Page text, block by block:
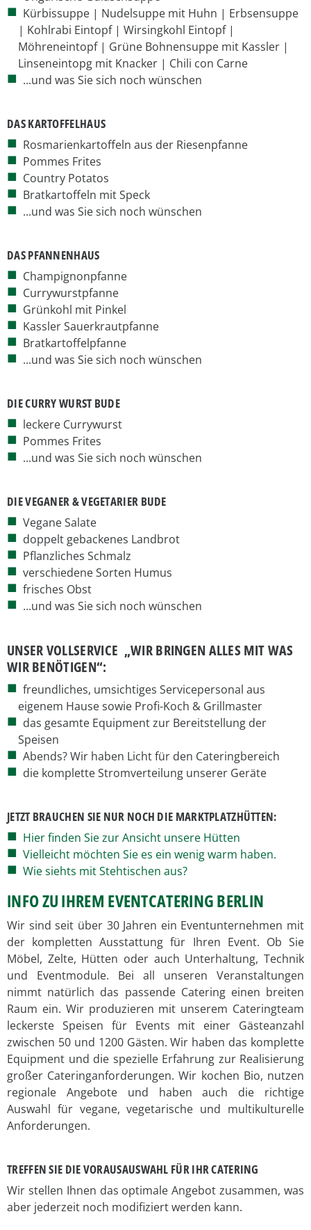
Kürbissuppe | Nudelsuppe mit Huhn | Erbsensuppe
| Kohlrabi Eintopf | Wirsingkohl Eintopf |
Möhreneintopf | Grüne Bohnensuppe mit Kassler |
Linseneintopg mit Knacker | Chili con Carne
...und was Sie sich noch wünschen
DAS KARTOFFELHAUS
Rosmarienkartoffeln aus der Riesenpfanne
Pommes Frites
Country Potatos
Bratkartoffeln mit Speck
...und was Sie sich noch wünschen
DAS PFANNENHAUS
Champignonpfanne
Currywurstpfanne
Grünkohl mit Pinkel
Kassler Sauerkrautpfanne
Bratkartoffelpfanne
...und was Sie sich noch wünschen
DIE CURRY WURST BUDE
leckere Currywurst
Pommes Frites
...und was Sie sich noch wünschen
DIE VEGANER & VEGETARIER BUDE
Vegane Salate
doppelt gebackenes Landbrot
Pflanzliches Schmalz
verschiedene Sorten Humus
frisches Obst
...und was Sie sich noch wünschen
UNSER VOLLSERVICE „WIR BRINGEN ALLES MIT WAS
WIR BENÖTIGEN“:
freundliches, umsichtiges Servicepersonal aus
eigenem Hause sowie Profi-Koch & Grillmaster
das gesamte Equipment zur Bereitstellung der
Speisen
Abends? Wir haben Licht für den Cateringbereich
die komplette Stromverteilung unserer Geräte
JETZT BRAUCHEN SIE NUR NOCH DIE MARKTPLATZHÜTTEN:
Hier finden Sie zur Ansicht unsere Hütten
Vielleicht möchten Sie es ein wenig warm haben.
Wie siehts mit Stehtischen aus?
INFO ZU IHREM EVENTCATERING BERLIN
Wir sind seit über 30 Jahren ein Eventunternehmen mit
der kompletten Ausstattung für Ihren Event. Ob Sie
Möbel, Zelte, Hütten oder auch Unterhaltung, Technik
und Eventmodule. Bei all unseren Veranstaltungen
nimmt natürlich das passende Catering einen breiten
Raum ein. Wir produzieren mit unserem Cateringteam
leckerste Speisen für Events mit einer Gästeanzahl
zwischen 50 und 1200 Gästen. Wir haben das komplette
Equipment und die spezielle Erfahrung zur Realisierung
großer Cateringanforderungen. Wir kochen Bio, nutzen
regionale Angebote und haben auch die richtige
Auswahl für vegane, vegetarische und multikulturelle
Anforderungen.
TREFFEN SIE DIE VORAUSAUSWAHL FÜR IHR CATERING
Wir stellen Ihnen das optimale Angebot zusammen, was
aber jederzeit noch modifiziert werden kann.